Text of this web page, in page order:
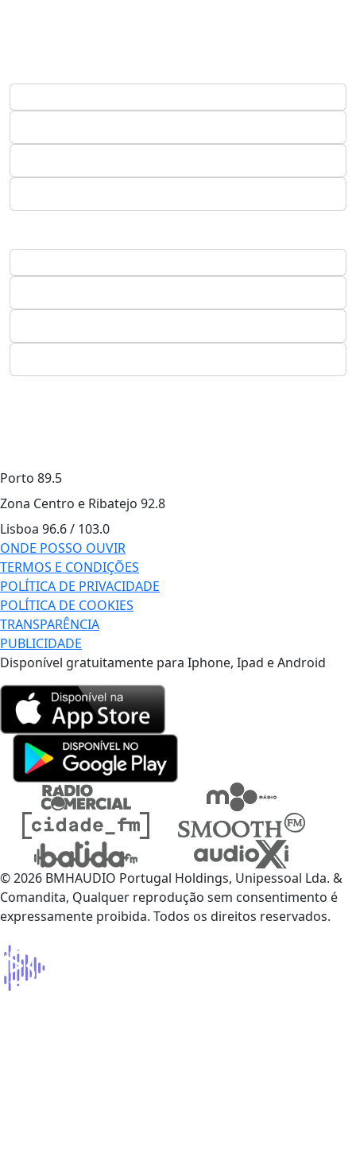
Porto 89.5
Zona Centro e Ribatejo 92.8
Lisboa 96.6 / 103.0
ONDE POSSO OUVIR
TERMOS E CONDIÇÕES
POLÍTICA DE PRIVACIDADE
POLÍTICA DE COOKIES
TRANSPARÊNCIA
PUBLICIDADE
Disponível gratuitamente para Iphone, Ipad e Android
© 2026 BMHAUDIO Portugal Holdings, Unipessoal Lda. &
Comandita, Qualquer reprodução sem consentimento é
expressamente proibida. Todos os direitos reservados.